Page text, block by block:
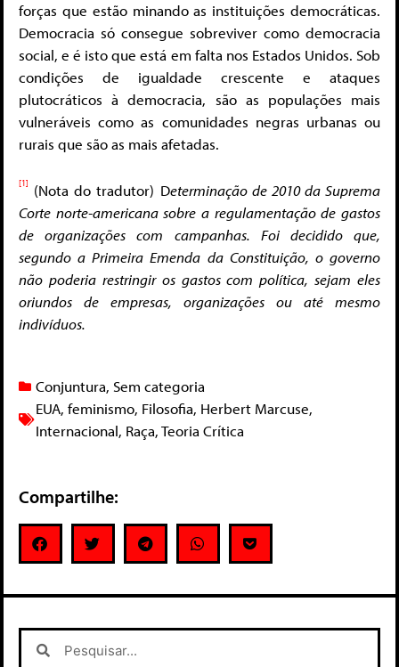
forças que estão minando as instituições democráticas.
Democracia só consegue sobreviver como democracia
social, e é isto que está em falta nos Estados Unidos. Sob
condições de igualdade crescente e ataques
plutocráticos à democracia, são as populações mais
vulneráveis como as comunidades negras urbanas ou
rurais que são as mais afetadas.
[1] (Nota do tradutor) Determinação de 2010 da Suprema
Corte norte-americana sobre a regulamentação de gastos
de organizações com campanhas. Foi decidido que,
segundo a Primeira Emenda da Constituição, o governo
não poderia restringir os gastos com política, sejam eles
oriundos de empresas, organizações ou até mesmo
indivíduos.
Conjuntura, Sem categoria
EUA, feminismo, Filosofia, Herbert Marcuse,
Internacional, Raça,Teoria Crítica
Compartilhe: